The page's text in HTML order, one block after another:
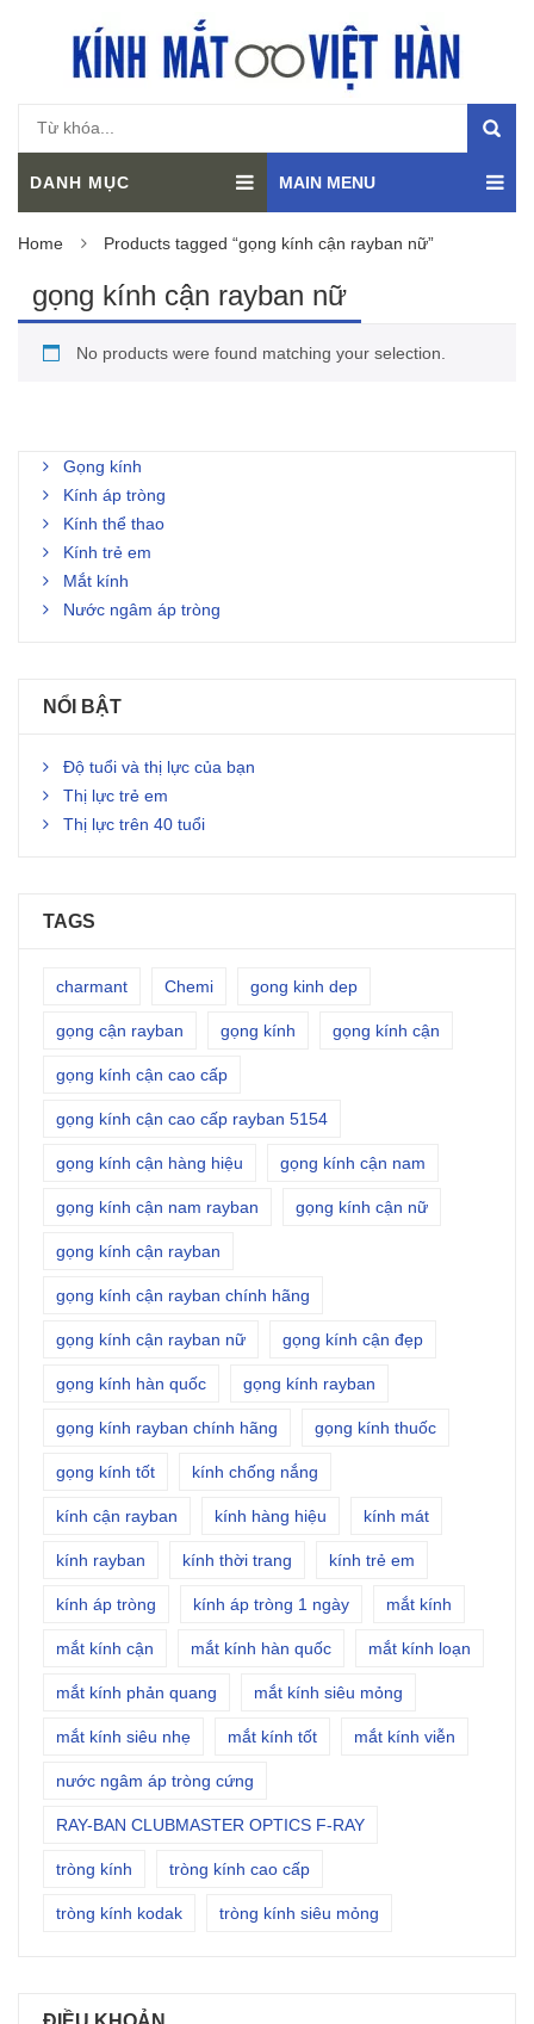
DANH MỤC MAIN MENU
Home Products tagged “gọng kính cận rayban nữ”
gọng kính cận rayban nữ
No products were found matching your selection.
Gọng kính
Kính áp tròng
Kính thể thao
Kính trẻ em
Mắt kính
Nước ngâm áp tròng
NỔI BẬT
Độ tuổi và thị lực của bạn
Thị lực trẻ em
Thị lực trên 40 tuổi
TAGS
charmant Chemi gong kinh dep
gọng cận rayban gọng kính gọng kính cận
gọng kính cận cao cấp
gọng kính cận cao cấp rayban 5154
gọng kính cận hàng hiệu gọng kính cận nam
gọng kính cận nam rayban gọng kính cận nữ
gọng kính cận rayban
gọng kính cận rayban chính hãng
gọng kính cận rayban nữ gọng kính cận đẹp
gọng kính hàn quốc gọng kính rayban
gọng kính rayban chính hãng gọng kính thuốc
gọng kính tốt kính chống nắng
kính cận rayban kính hàng hiệu kính mát
kính rayban kính thời trang kính trẻ em
kính áp tròng kính áp tròng 1 ngày mắt kính
mắt kính cận mắt kính hàn quốc mắt kính loạn
mắt kính phản quang mắt kính siêu mỏng
mắt kính siêu nhẹ mắt kính tốt mắt kính viễn
nước ngâm áp tròng cứng
RAY-BAN CLUBMASTER OPTICS F-RAY
tròng kính tròng kính cao cấp
tròng kính kodak tròng kính siêu mỏng